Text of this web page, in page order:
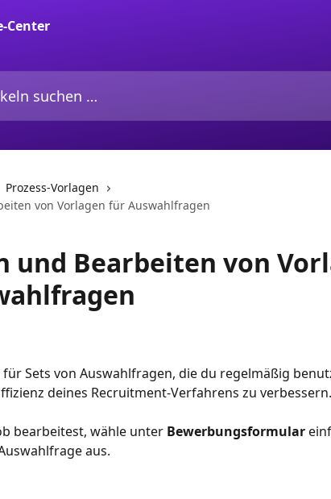
…
Prozess-Vorlagen
von Vorlagen für Auswahlfragen
und Bearbeiten von
für Sets von Auswahlfragen, die du regelmäßig
deines Recruitment-Verfahrens zu verbessern.
bearbeitest, wähle unter Bewerbungsformular
aus.